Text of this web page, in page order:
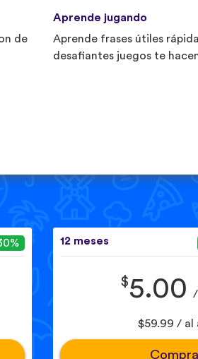
de
Aprende jugando
Aprende frases útiles
desafiantes juegos te
12 meses
$5.00 /
$59.99 / al